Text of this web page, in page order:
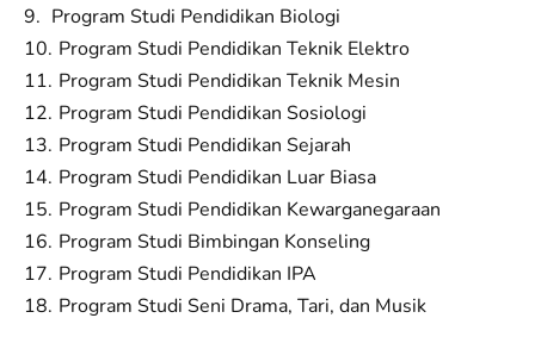
Program Studi Pendidikan Biologi
Program Studi Pendidikan Teknik Elektro
Program Studi Pendidikan Teknik Mesin
Program Studi Pendidikan Sosiologi
Program Studi Pendidikan Sejarah
Program Studi Pendidikan Luar Biasa
Program Studi Pendidikan Kewarganegaraan
Program Studi Bimbingan Konseling
Program Studi Pendidikan IPA
Program Studi Seni Drama, Tari, dan Musik